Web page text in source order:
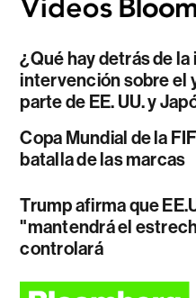
¿Qué hay detrás de la
intervención sobre el
parte de EE. UU. y
Copa Mundial de la
batalla de las marcas
Trump afirma que
"mantendrá el
controlará